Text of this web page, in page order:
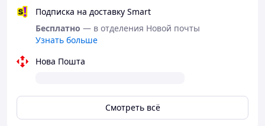
Подписка на доставку Smart
Бесплатно — в отделения Новой почты
Узнать больше
Нова Пошта
Смотреть всё